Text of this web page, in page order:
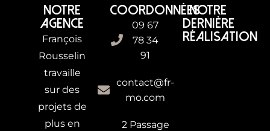
NOTRE
AGENCE
François
Rousselin
travaille
sur des
projets de
plus en
COORDONNÉES
09 67
78 34
91
contact@fr-
mo.com
2 Passage
NOTRE
DERNIÈRE
RÉALISATION